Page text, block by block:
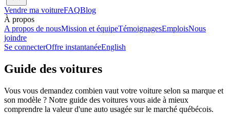
Vendre ma voitureFAQBlog
À propos
A propos de nousMission et équipeTémoignagesEmploisNous
joindre
Se connecterOffre instantanéeEnglish
Guide des voitures
Vous vous demandez combien vaut votre voiture selon sa marque et
son modèle ? Notre guide des voitures vous aide à mieux
comprendre la valeur d'une auto usagée sur le marché québécois.